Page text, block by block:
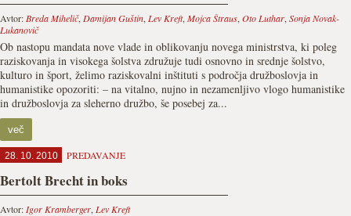
Avtor: Breda Mihelič, Damijan Guštin, Lev Kreft, Mojca Štraus, Oto Luthar, Sonja Novak-
Lukanovič
Ob nastopu mandata nove vlade in oblikovanju novega ministrstva, ki poleg
raziskovanja in visokega šolstva združuje tudi osnovno in srednje šolstvo,
kulturo in šport, želimo raziskovalni inštituti s področja družboslovja in
humanistike opozoriti: – na vitalno, nujno in nezamenljivo vlogo humanistike
in družboslovja za sleherno družbo, še posebej za...
več
28. 10. 2010 PREDAVANJE
Bertolt Brecht in boks
Avtor: Igor Kramberger, Lev Kreft